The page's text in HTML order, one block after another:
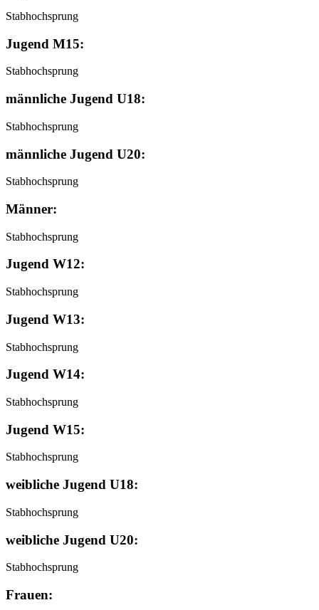
Stabhochsprung
Jugend M15:
Stabhochsprung
männliche Jugend U18:
Stabhochsprung
männliche Jugend U20:
Stabhochsprung
Männer:
Stabhochsprung
Jugend W12:
Stabhochsprung
Jugend W13:
Stabhochsprung
Jugend W14:
Stabhochsprung
Jugend W15:
Stabhochsprung
weibliche Jugend U18:
Stabhochsprung
weibliche Jugend U20:
Stabhochsprung
Frauen: